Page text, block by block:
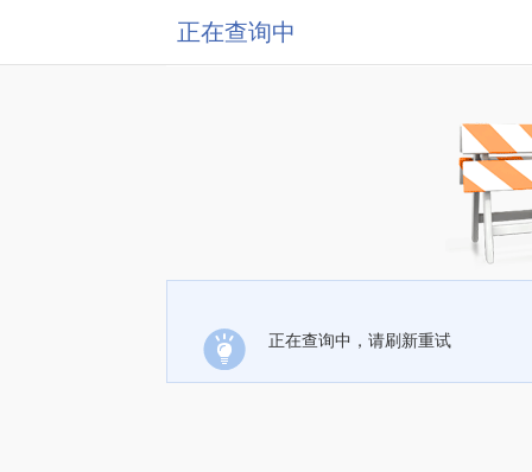
正在查询中
正在查询中，请刷新重试